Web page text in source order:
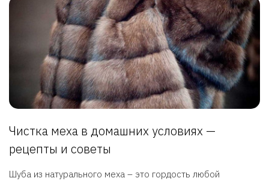
Чистка меха в домашних условиях —
рецепты и советы
Шуба из натурального меха – это гордость любой